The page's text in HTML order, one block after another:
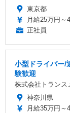
東京都
月給25万円～
正社員
小型ドライバー/
験歓迎
株式会社トランス
神奈川県
月給35万円～